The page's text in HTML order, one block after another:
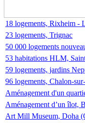
18 logements, Rixheim -
23 logements, Trignac
50 000 logements
53 habitations HLM,
59 logements, jardins
96 logements, Chalon-
Aménagement d'un
Aménagement d’un îlot,
Art Mill Museum, Doha